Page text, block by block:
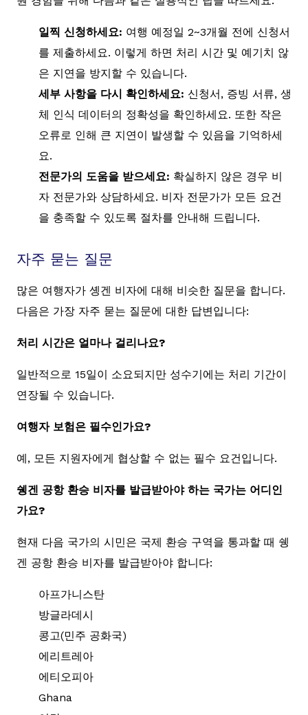
일찍 신청하세요: 여행 예정일 2~3개월 전에 신청서
를 제출하세요. 이렇게 하면 처리 시간 및 예기치 않
은 지연을 방지할 수 있습니다.
세부 사항을 다시 확인하세요: 신청서, 증빙 서류, 생
체 인식 데이터의 정확성을 확인하세요. 또한 작은
오류로 인해 큰 지연이 발생할 수 있음을 기억하세
요.
전문가의 도움을 받으세요: 확실하지 않은 경우 비
자 전문가와 상담하세요. 비자 전문가가 모든 요건
을 충족할 수 있도록 절차를 안내해 드립니다.
자주 묻는 질문
많은 여행자가 솅겐 비자에 대해 비슷한 질문을 합니다.
다음은 가장 자주 묻는 질문에 대한 답변입니다:
처리 시간은 얼마나 걸리나요?
일반적으로 15일이 소요되지만 성수기에는 처리 기간이
연장될 수 있습니다.
여행자 보험은 필수인가요?
예, 모든 지원자에게 협상할 수 없는 필수 요건입니다.
쉥겐 공항 환승 비자를 발급받아야 하는 국가는 어디인
가요?
현재 다음 국가의 시민은 국제 환승 구역을 통과할 때 쉥
겐 공항 환승 비자를 발급받아야 합니다:
아프가니스탄
방글라데시
콩고(민주 공화국)
에리트레아
에티오피아
Ghana